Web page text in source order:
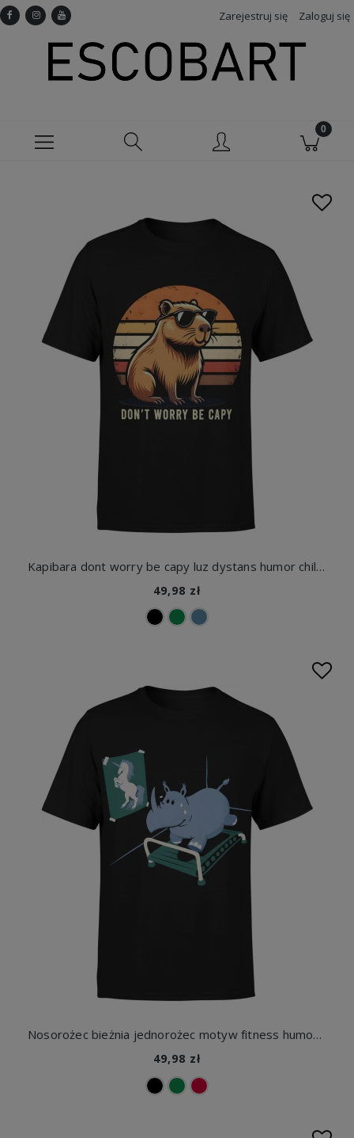
Zarejestruj się Zaloguj się
Kapibara dont worry be capy luz dystans humor chill vibe Męska koszulka
49,98 zł
Nosorożec bieżnia jednorożec motyw fitness humor siłownia zwierzę zabawny styl Męska koszulka
49,98 zł